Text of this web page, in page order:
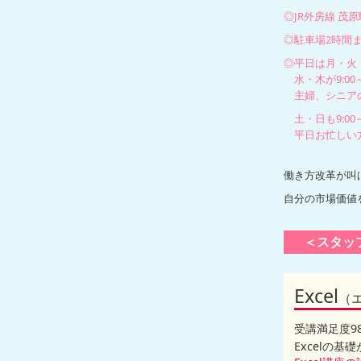
◎JR外房線 茂
◎駐車場2時間
◎平日は月・火
水・木が9:00
主婦、シニア
土・日も9:00
平日お忙しい
働き方改革が叫
自分の市場価
＜スタ
Excel
受講満足度
Excelの基礎